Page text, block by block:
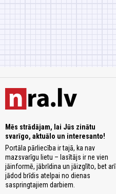
Mēs strādājam, lai Jūs zinātu
svarīgo, aktuālo un interesanto!
Portāla pārliecība ir tajā, ka nav
mazsvarīgu lietu – lasītājs ir ne vien
jāinformē, jābrīdina un jāizglīto, bet arī
jādod brīdis atelpai no dienas
saspringtajiem darbiem.